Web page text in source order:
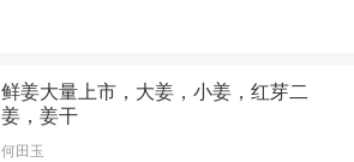
鲜姜大量上市，大姜，小姜，红芽二
姜，姜干
何田玉